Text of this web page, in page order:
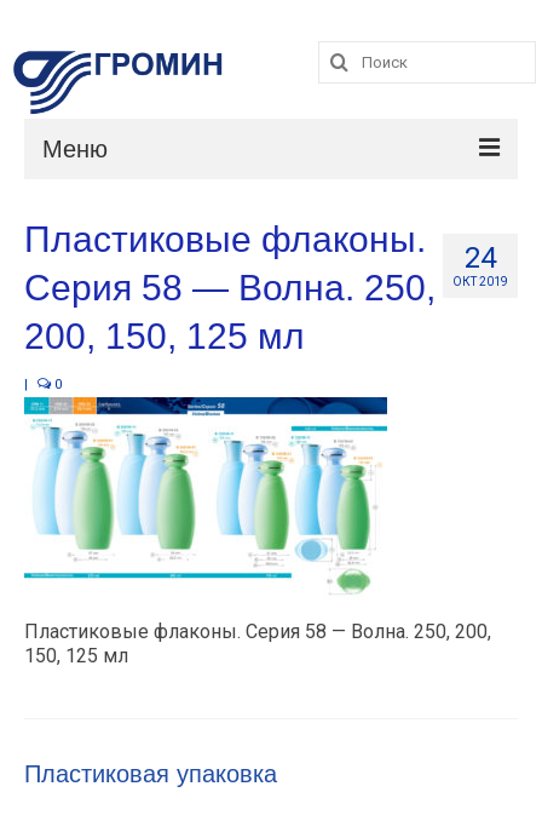
Поиск:
Меню
О компании
24
ОКТ 2019
Пластиковые флаконы.
Серия 58 — Волна. 250,
200, 150, 125 мл
0
Пластиковые флаконы. Серия 58 — Волна. 250, 200,
150, 125 мл
Пластиковая упаковка